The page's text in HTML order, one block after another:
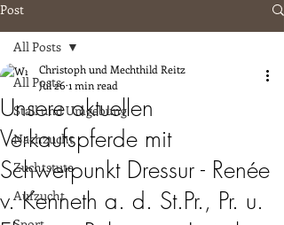
Post
All Posts
Stall und Umgebung
Nachzucht
Zuchtstute
Aufzucht
All Posts
Unsere aktuellen
Verkaufspferde mit
Schwerpunkt Dressur - Renée
v. Kenneth a. d. St.Pr., Pr. u.
Christoph und Mechthild Reitz
Jul 26 1 min read